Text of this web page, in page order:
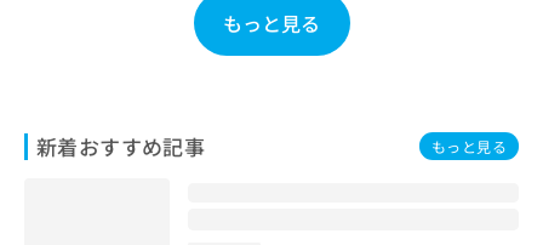
もっと見る
新着おすすめ記事 もっと見る